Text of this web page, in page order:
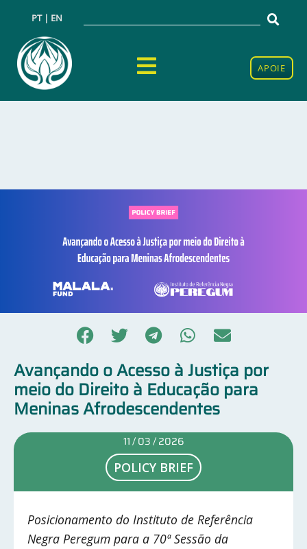
PT | EN
APOIE
Avançando o Acesso à Justiça por
meio do Direito à Educação para
Meninas Afrodescendentes
11 / 03 / 2026
POLICY BRIEF
Posicionamento do Instituto de Referência
Negra Peregum para a 70ª Sessão da